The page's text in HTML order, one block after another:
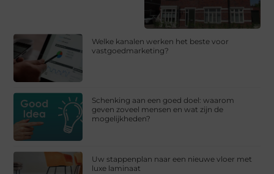
Welke kanalen werken het beste voor
vastgoedmarketing?
Schenking aan een goed doel: waarom
geven zoveel mensen en wat zijn de
mogelijkheden?
Uw stappenplan naar een nieuwe vloer met
luxe laminaat